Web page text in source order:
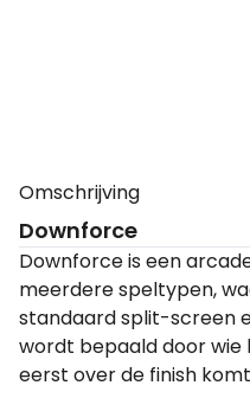
Omschrijving
Downforce
Downforce is een
meerdere speltypen,
standaard split-screen
wordt bepaald door wie
eerst over de finish